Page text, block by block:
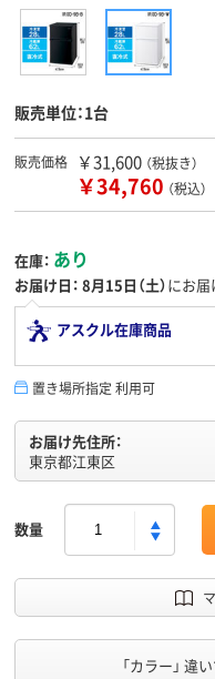
販売単位：1台
販売価格 ￥31,600 （税抜き）
￥34,760 （税込）
在庫： あり
お届け日： 8月15日（土）にお届
アスクル在庫商品
置き場所指定 利用可
お届け先住所：
東京都江東区
数量
「カラー」 違